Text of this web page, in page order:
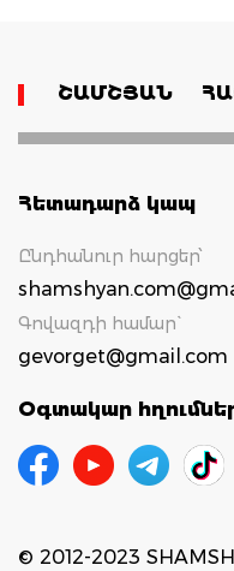
ՇԱՄՇՅԱՆ
Հետադարձ կապ
Ընդհանուր հարցեր՝
Գովազդի համար`
gevorget@gmail.com
Օգտակար
© 2012-2023